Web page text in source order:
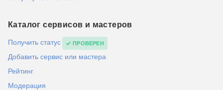
Каталог сервисов и мастеров
Получить статус ПРОВЕРЕН
Добавить сервис или мастера
Рейтинг
Модерация